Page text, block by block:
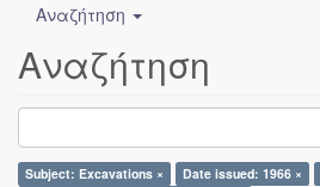
Αναζήτηση
Αναζήτηση
Subject: Excavations × Date issued: 1966 ×